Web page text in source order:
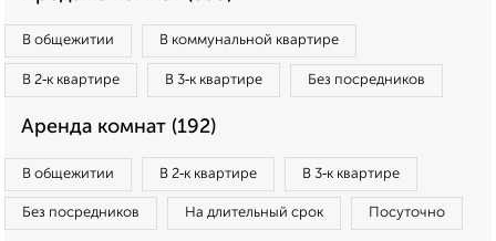
В общежитии В коммунальной квартире
В 2‑к квартире В 3‑к квартире Без посредников
Аренда комнат (192)
В общежитии В 2‑к квартире В 3‑к квартире
Без посредников На длительный срок Посуточно